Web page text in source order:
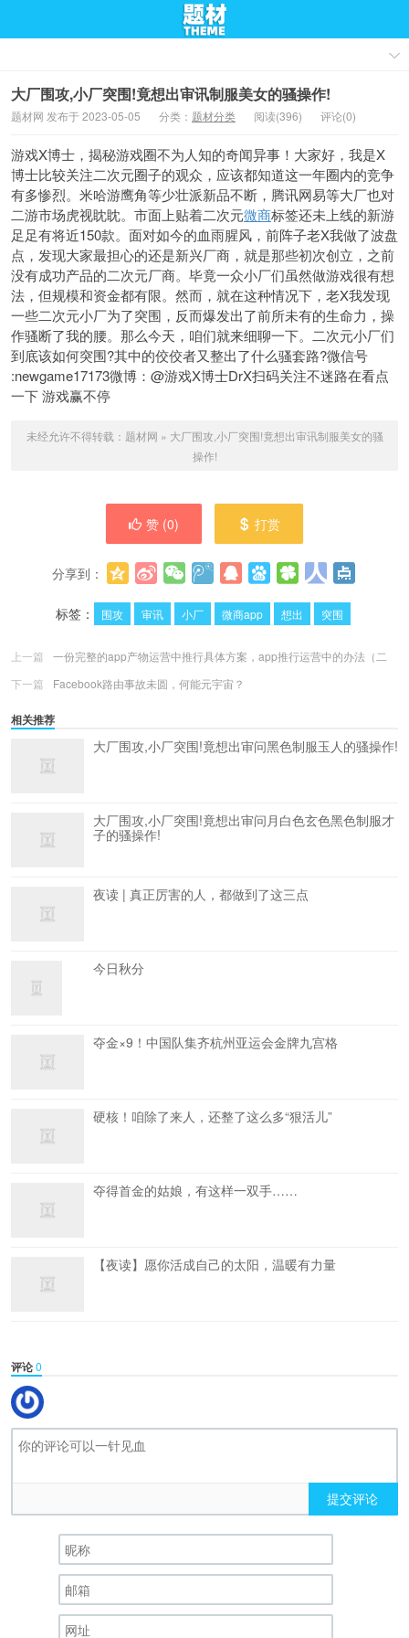
大厂围攻,小厂突围!竟想出审讯制服美女的骚操作!
题材网 发布于 2023-05-05 分类： 题材分类 阅读(396) 评论(0)
游戏X博士，揭秘游戏圈不为人知的奇闻异事！大家好，我是X
博士比较关注二次元圈子的观众，应该都知道这一年圈内的竞争
有多惨烈。米哈游鹰角等少壮派新品不断，腾讯网易等大厂也对
二游市场虎视眈眈。市面上贴着二次元微商标签还未上线的新游
足足有将近150款。面对如今的血雨腥风，前阵子老X我做了波盘
点，发现大家最担心的还是新兴厂商，就是那些初次创立，之前
没有成功产品的二次元厂商。毕竟一众小厂们虽然做游戏很有想
法，但规模和资金都有限。然而，就在这种情况下，老X我发现
一些二次元小厂为了突围，反而爆发出了前所未有的生命力，操
作骚断了我的腰。那么今天，咱们就来细聊一下。二次元小厂们
到底该如何突围?其中的佼佼者又整出了什么骚套路?微信号
:newgame17173微博：@游戏X博士DrX扫码关注不迷路在看点
一下 游戏赢不停
未经允许不得转载： 题材网 » 大厂围攻,小厂突围!竟想出审讯制服美女的骚
操作!
赞 (0) 打赏
分享到：
标签：
围攻 审讯 小厂 微商app 想出 突围
上一篇
一份完整的app产物运营中推行具体方案，app推行运营中的办法（二
下一篇
Facebook路由事故未圆，何能元宇宙？
相关推荐
大厂围攻,小厂突围!竟想出审问黑色制服玉人的骚操作!
大厂围攻,小厂突围!竟想出审问月白色玄色黑色制服才
子的骚操作!
夜读 | 真正厉害的人，都做到了这三点
今日秋分
夺金×9！中国队集齐杭州亚运会金牌九宫格
硬核！咱除了来人，还整了这么多“狠活儿”
夺得首金的姑娘，有这样一双手……
【夜读】愿你活成自己的太阳，温暖有力量
评论0
提交评论